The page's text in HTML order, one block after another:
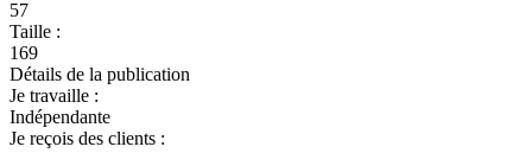
57
Taille :
169
Détails de la publication
Je travaille :
Indépendante
Je reçois des clients :